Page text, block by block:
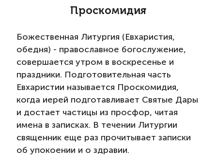
Проскомидия
Божественная Литургия (Евхаристия,
обедня) - православное богослужение,
совершается утром в воскресенье и
праздники. Подготовительная часть
Евхаристии называется Проскомидия,
когда иерей подготавливает Святые Дары
и достает частицы из просфор, читая
имена в записках. В течении Литургии
священник еще раз прочитывает записки
об упокоении и о здравии.